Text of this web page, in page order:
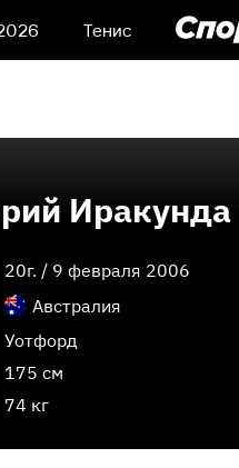
Тенис
Иракунда
20г. / 9 февраля 2006
Австралия
Уотфорд
175 см
74 кг